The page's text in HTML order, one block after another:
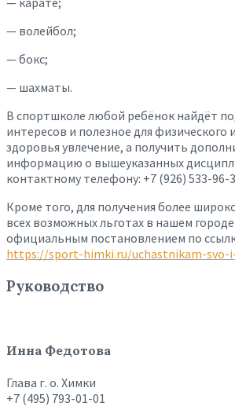
— волейбол;
— бокс;
— шахматы.
В спортшколе любой ребёнок найдёт
интересов и полезное для физического
здоровья увлечение, а получить
информацию о вышеуказанных
контактному телефону: +7 (926) 533-96-
Кроме того, для получения более
всех возможных льготах в нашем
официальным постановлением по
https://sport-himki.ru/uchastnikam-svo-
Руководство
Инна Федотова
Глава г. о. Химки
+7 (495) 793-01-01